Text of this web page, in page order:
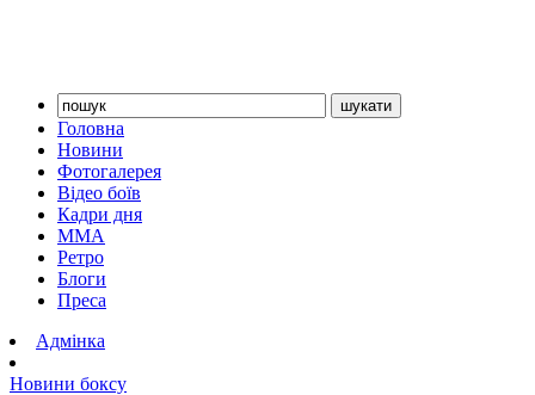
Головна
Новини
Фотогалерея
Відео боїв
Кадри дня
ММА
Ретро
Блоги
Преса
Адмінка
Новини боксу